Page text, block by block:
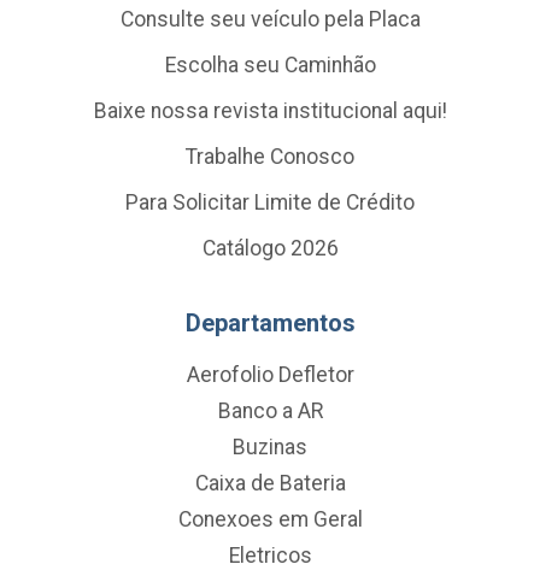
Consulte seu veículo pela Placa
Escolha seu Caminhão
Baixe nossa revista institucional aqui!
Trabalhe Conosco
Para Solicitar Limite de Crédito
Catálogo 2026
Departamentos
Aerofolio Defletor
Banco a AR
Buzinas
Caixa de Bateria
Conexoes em Geral
Eletricos